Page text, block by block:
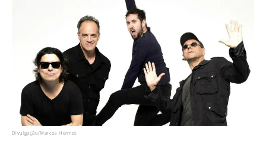
Divulgação/Marcos Hermes